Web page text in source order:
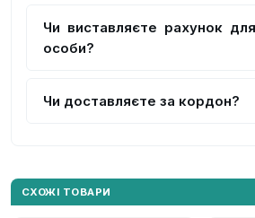
Чи виставляєте рахунок
особи?
Чи доставляєте за кордон?
СХОЖІ ТОВАРИ